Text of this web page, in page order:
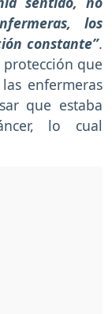
los
constante”.
que
enfermeras
que estaba
lo cual